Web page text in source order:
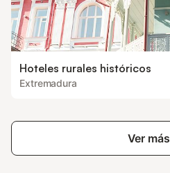
Hoteles rurales históricos
Extremadura
Ver más